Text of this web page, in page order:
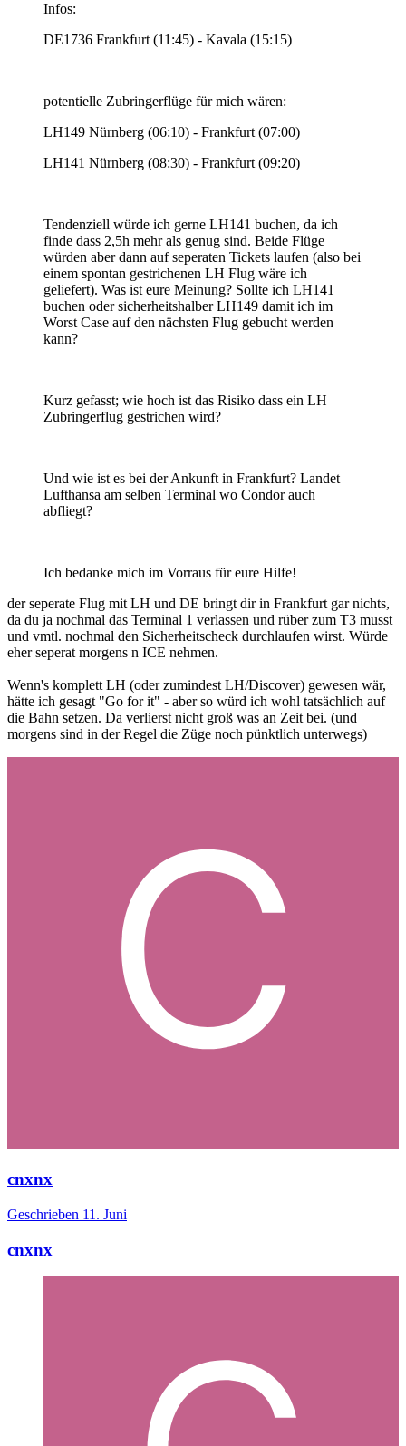
Infos:
DE1736 Frankfurt (11:45) - Kavala (15:15)
potentielle Zubringerflüge für mich wären:
LH149 Nürnberg (06:10) - Frankfurt (07:00)
LH141 Nürnberg (08:30) - Frankfurt (09:20)
Tendenziell würde ich gerne LH141 buchen, da ich
finde dass 2,5h mehr als genug sind. Beide Flüge
würden aber dann auf seperaten Tickets laufen (also bei
einem spontan gestrichenen LH Flug wäre ich
geliefert). Was ist eure Meinung? Sollte ich LH141
buchen oder sicherheitshalber LH149 damit ich im
Worst Case auf den nächsten Flug gebucht werden
kann?
Kurz gefasst; wie hoch ist das Risiko dass ein LH
Zubringerflug gestrichen wird?
Und wie ist es bei der Ankunft in Frankfurt? Landet
Lufthansa am selben Terminal wo Condor auch
abfliegt?
Ich bedanke mich im Vorraus für eure Hilfe!
der seperate Flug mit LH und DE bringt dir in Frankfurt gar nichts,
da du ja nochmal das Terminal 1 verlassen und rüber zum T3 musst
und vmtl. nochmal den Sicherheitscheck durchlaufen wirst. Würde
eher seperat morgens n ICE nehmen.
Wenn's komplett LH (oder zumindest LH/Discover) gewesen wär,
hätte ich gesagt "Go for it" - aber so würd ich wohl tatsächlich auf
die Bahn setzen. Da verlierst nicht groß was an Zeit bei. (und
morgens sind in der Regel die Züge noch pünktlich unterwegs)
cnxnx
Geschrieben 11. Juni
cnxnx